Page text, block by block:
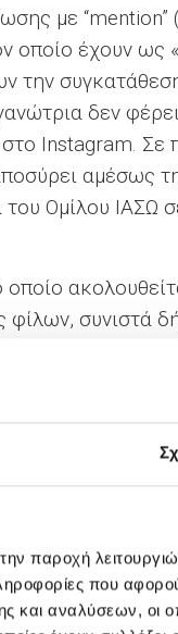
παροχή
που
και αναλύσεων, οι
με “mention”
οποίο έχουν ως
την
δεν
Instagram. Σε
αμέσως
Ομίλου ΙΑΣΩ
συνιστά
χρέωση,
τους Όρους
με τη
Post) του
των
της